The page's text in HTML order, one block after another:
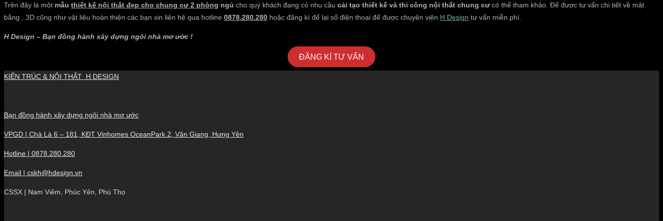
Trên đây là một mẫu thiết kế nội thất đẹp cho chung cư 2 phòng ngủ cho quý khách đang có nhu cầu cải tạo thiết kế và thi công nội thất chung cưcó thể tham khảo. Để được tư vấn chi tiết về mặt
bằng , 3D cũng như vật liệu hoàn thiện các bạn xin liên hệ qua hotline 0878.280.280 hoặc đăng kí để lại số điện thoại để được chuyên viên H Design tư vấn miễn phí.
H Design – Bạn đồng hành xây dựng ngôi nhà mơ ước !
ĐĂNG KÍ TƯ VẤN
KIẾN TRÚC & NỘI THẤT H DESIGN
Bạn đồng hành xây dựng ngôi nhà mơ ước
VPGD | Chà Là 6 – 181, KĐT Vinhomes OceanPark 2, Văn Giang, Hưng Yên
Hotline | 0878.280.280
Email | cskh@hdesign.vn
CSSX | Nam Viêm, Phúc Yên, Phú Thọ